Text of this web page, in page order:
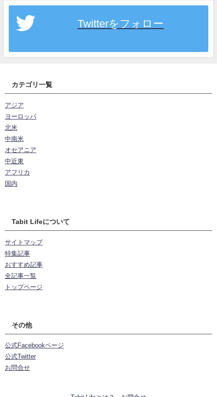
Twitterをフォロー
カテゴリ一覧
アジア
ヨーロッパ
北米
中南米
オセアニア
中近東
アフリカ
国内
Tabit Lifeについて
サイトマップ
特集記事
おすすめ記事
全記事一覧
トップページ
その他
公式Facebookページ
公式Twitter
お問合せ